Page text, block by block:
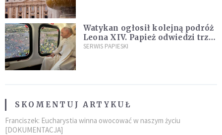
Watykan ogłosił kolejną podróż
Leona XIV. Papież odwiedzi trzy
kraje Ameryki Południowej
SERWIS PAPIESKI
SKOMENTUJ ARTYKUŁ
Franciszek: Eucharystia winna owocować w naszym życiu
[DOKUMENTACJA]